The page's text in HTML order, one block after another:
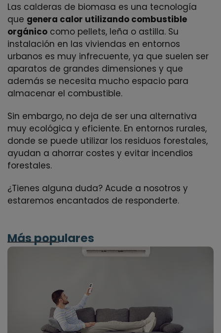
Las calderas de biomasa es una tecnología
que genera calor utilizando combustible
orgánico como pellets, leña o astilla. Su
instalación en las viviendas en entornos
urbanos es muy infrecuente, ya que suelen ser
aparatos de grandes dimensiones y que
además se necesita mucho espacio para
almacenar el combustible.
Sin embargo, no deja de ser una alternativa
muy ecológica y eficiente. En entornos rurales,
donde se puede utilizar los residuos forestales,
ayudan a ahorrar costes y evitar incendios
forestales.
¿Tienes alguna duda? Acude a nosotros y
estaremos encantados de responderte.
Más populares